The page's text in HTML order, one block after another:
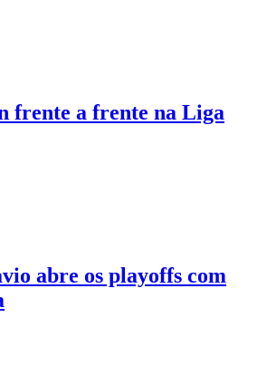
frente a frente na Liga
abre os playoffs com